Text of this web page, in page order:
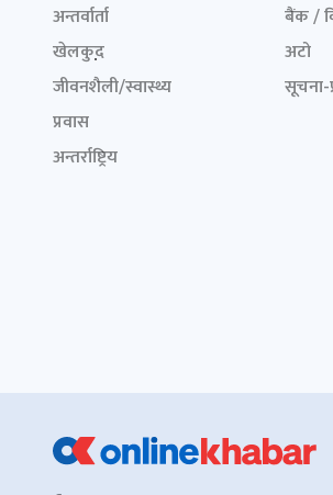
अन्तर्वार्ता
खेलकुद़़
जीवनशैली/स्वास्थ्य
प्रवास
अन्तर्राष्ट्रिय
बैंक /
अटो
सूचना-